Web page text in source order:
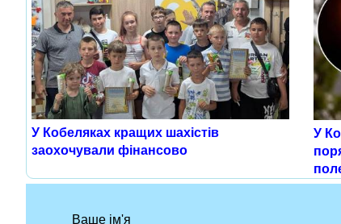
У Кобеляках кращих шахістів
заохочували фінансово
У
Ваше ім'я